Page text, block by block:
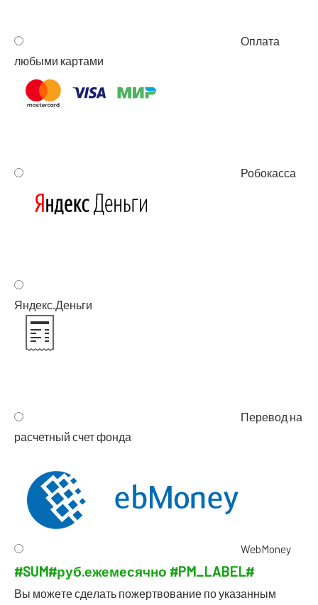
Опла­та
любы­ми картами
Робо­кас­са
Яндекс.Деньги
Пере­вод на
рас­чет­ный счет фонда
WebMoney
#SUM#руб.еже­ме­сяч­но #PM_LABEL#
Вы може­те сде­лать пожерт­во­ва­ние по ука­зан­ным